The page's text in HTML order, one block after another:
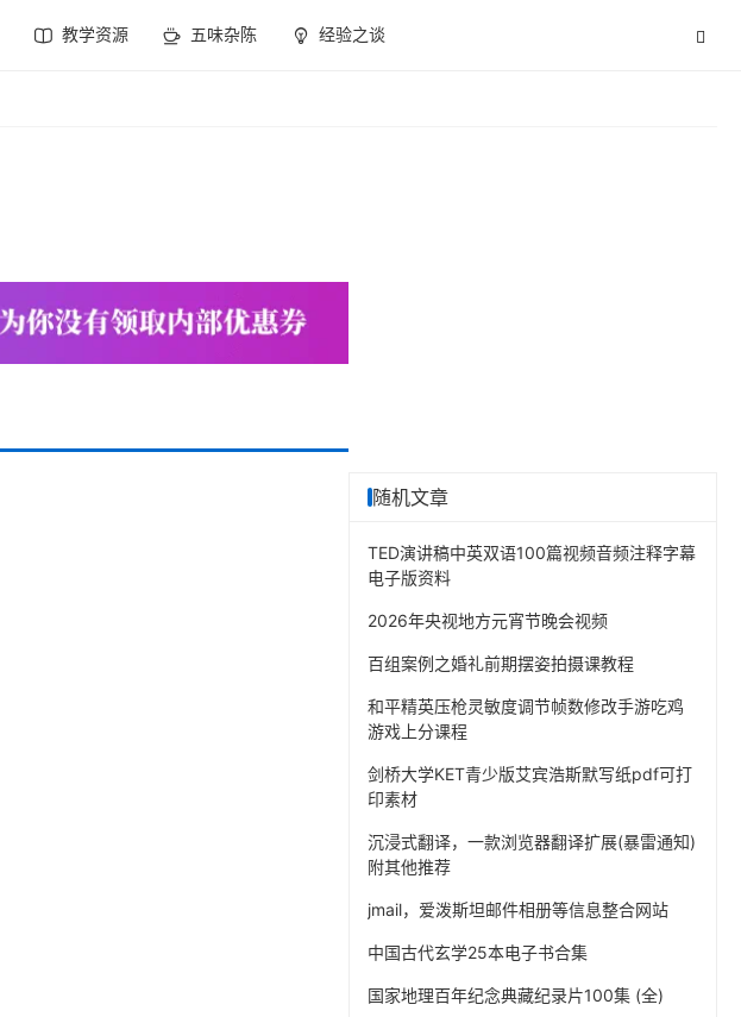
教学资源 五味杂陈 经验之谈
随机文章
TED演讲稿中英双语100篇视频音频注释字幕
电子版资料
2026年央视地方元宵节晚会视频
百组案例之婚礼前期摆姿拍摄课教程
和平精英压枪灵敏度调节帧数修改手游吃鸡
游戏上分课程
剑桥大学KET青少版艾宾浩斯默写纸pdf可打
印素材
沉浸式翻译，一款浏览器翻译扩展(暴雷通知)
附其他推荐
jmail，爱泼斯坦邮件相册等信息整合网站
中国古代玄学25本电子书合集
国家地理百年纪念典藏纪录片100集 (全)